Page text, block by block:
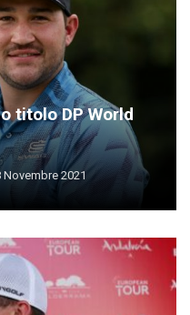
titolo DP World
Novembre 2021